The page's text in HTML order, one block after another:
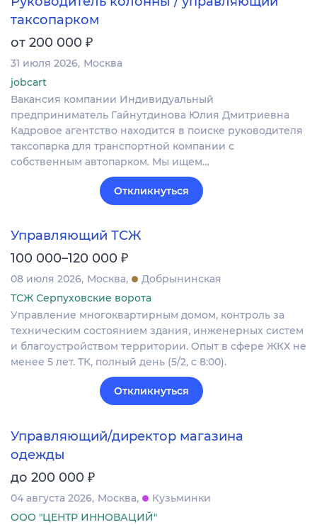
таксопарком
от 200 000 ₽
31 июля 2026 Москва
jobcart
Вакансия компании Индивидуальный
предприниматель Гайнутдинова Юлия Дмитриевна
Кадровое агентство находится в поиске руководителя
таксопарка для транспортной компании с
собственным автопарком. Мы ищем…
Откликнуться
Управляющий ТСЖ
100 000–120 000 ₽
08 июля 2026 Москва
Добрынинская
ТСЖ Серпуховские ворота
Управление многоквартирным домом, контроль за
техническим состоянием здания, инженерных систем
и благоустройством территории. Опыт в сфере ЖКХ не
менее 5 лет. ТК, полный день (5/2, с 8:00).
Откликнуться
Управляющий/директор магазина
одежды
до 200 000 ₽
04 августа 2026 Москва
Кузьминки
ООО "ЦЕНТР ИННОВАЦИЙ"